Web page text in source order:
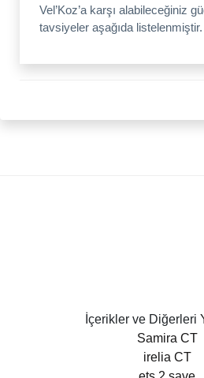
Vel’Koz’a karşı alabileceğiniz
tavsiyeler aşağıda
İçerikler ve Diğerleri
Samira CT
irelia CT